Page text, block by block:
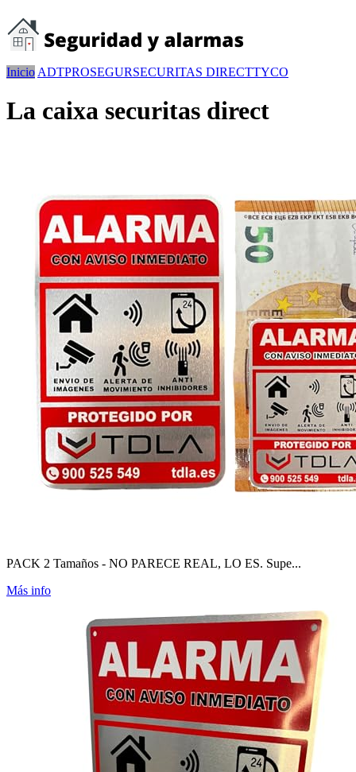
Inicio ADTPROSEGURSECURITAS DIRECTTYCO
La caixa securitas direct
PACK 2 Tamaños - NO PARECE REAL, LO ES. Supe...
Más info